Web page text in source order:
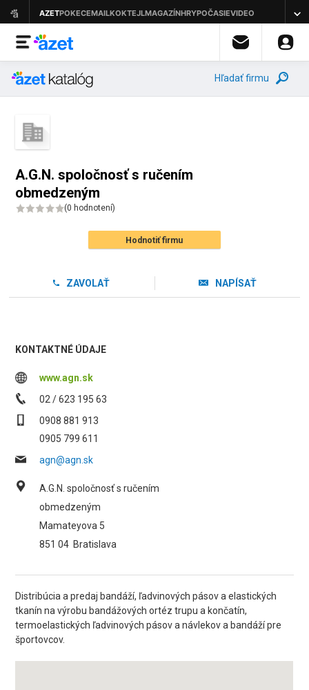
Hľadať firmu
A.G.N. spoločnosť s ručením
obmedzeným
(0 hodnotení)
Hodnotiť firmu
ZAVOLAŤ NAPÍSAŤ
KONTAKTNÉ ÚDAJE
www.agn.sk
02 / 623 195 63
0908 881 913
0905 799 611
agn@agn.sk
A.G.N. spoločnosť s ručením
obmedzeným
Mamateyova 5
851 04 Bratislava
Distribúcia a predaj bandáží, ľadvinových pásov a elastických
tkanín na výrobu bandážových ortéz trupu a končatín,
termoelastických ľadvinových pásov a návlekov a bandáží pre
športovcov.